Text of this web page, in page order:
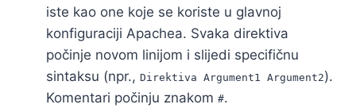
iste kao one koje se koriste u glavnoj
konfiguraciji Apachea. Svaka direktiva
počinje novom linijom i slijedi specifičnu
sintaksu (npr., Direktiva Argument1 Argument2).
Komentari počinju znakom #.